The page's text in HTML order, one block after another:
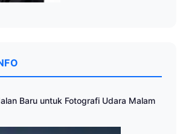
Baru untuk Fotografi Udara Malam